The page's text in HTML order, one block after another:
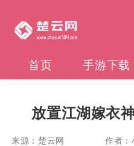
首页 手游下载
放置江湖嫁衣
来源： 楚云网 作者：